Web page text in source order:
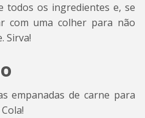
todos os ingredientes e, se
com uma colher para não
Sirva!
empanadas de carne para